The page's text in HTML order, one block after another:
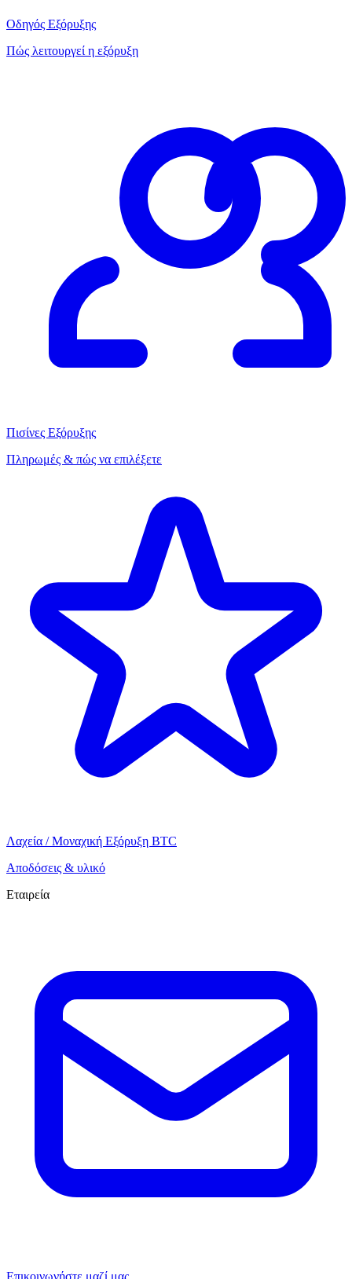
Οδηγός Εξόρυξης
Πώς λειτουργεί η εξόρυξη
Πισίνες Εξόρυξης
Πληρωμές & πώς να επιλέξετε
Λαχεία / Μοναχική Εξόρυξη BTC
Αποδόσεις & υλικό
Εταιρεία
Επικοινωνήστε μαζί μας